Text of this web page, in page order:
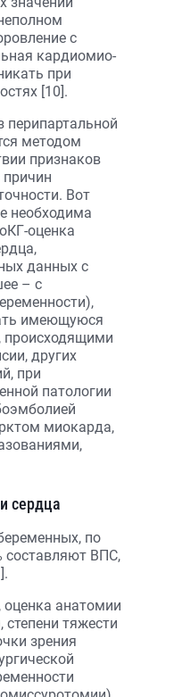
с
кардиомио-
при
[10].
перипартальной
методом
признаков
Вот
необходима
оценка
данных с
– с
имеющуюся
происходящими
других
при
патологии
миокарда,
сердца
по
составляют ВПС,
оценка анатомии
тяжести
зрения